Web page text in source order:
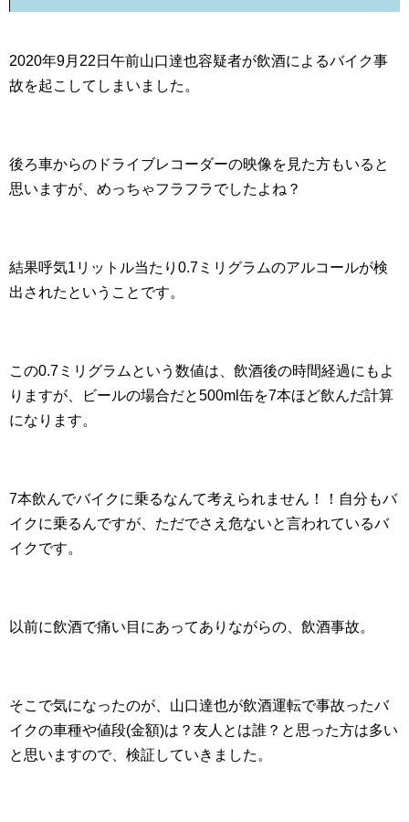
2020年9月22日午前山口達也容疑者が飲酒によるバイク事
故を起こしてしまいました。
後ろ車からのドライブレコーダーの映像を見た方もいると
思いますが、めっちゃフラフラでしたよね？
結果呼気1リットル当たり0.7ミリグラムのアルコールが検
出されたということです。
この0.7ミリグラムという数値は、飲酒後の時間経過にもよ
りますが、ビールの場合だと500ml缶を7本ほど飲んだ計算
になります。
7本飲んでバイクに乗るなんて考えられません！！自分もバ
イクに乗るんですが、ただでさえ危ないと言われているバ
イクです。
以前に飲酒で痛い目にあってありながらの、飲酒事故。
そこで気になったのが、山口達也が飲酒運転で事故ったバ
イクの車種や値段(金額)は？友人とは誰？と思った方は多い
と思いますので、検証していきました。